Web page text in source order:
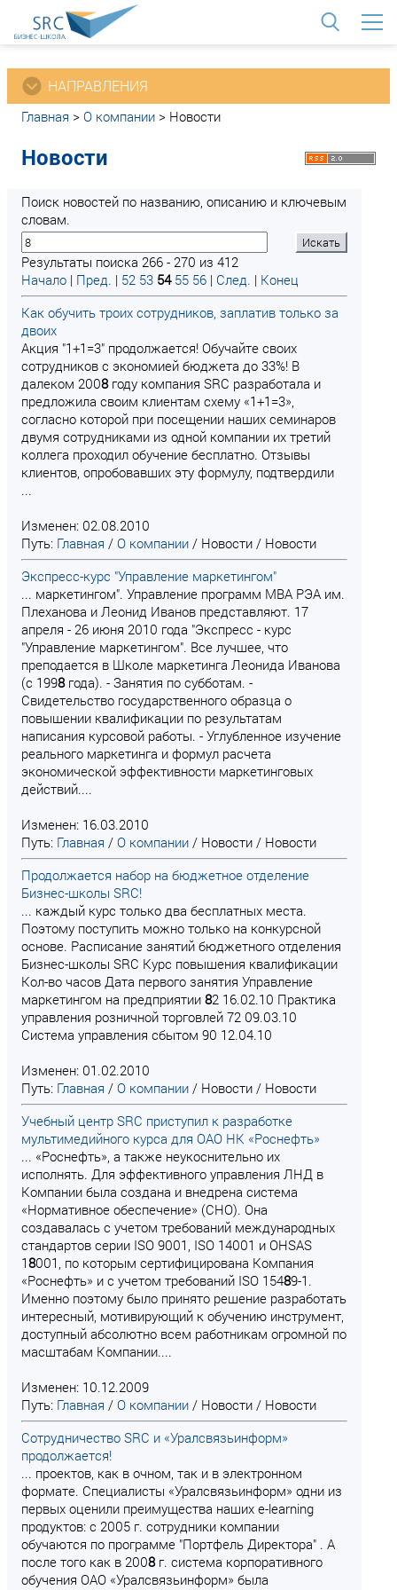
НАПРАВЛЕНИЯ
Главная > О компании > Новости
Новости
Поиск новостей по названию, описанию и ключевым
словам.
Результаты поиска 266 - 270 из 412
Начало | Пред. | 52 53 54 55 56 | След. | Конец
Как обучить троих сотрудников, заплатив только за
двоих
Акция "1+1=3" продолжается! Обучайте своих
сотрудников с экономией бюджета до 33%! В
далеком 2008году компания SRC разработала и
предложила своим клиентам схему «1+1=3»,
согласно которой при посещении наших семинаров
двумя сотрудниками из одной компании их третий
коллега проходил обучение бесплатно. Отзывы
клиентов, опробовавших эту формулу, подтвердили
...
Изменен: 02.08.2010
Путь: Главная / О компании / Новости / Новости
Экспресс-курс "Управление маркетингом"
... маркетингом". Управление программ МВА РЭА им.
Плеханова и Леонид Иванов представляют. 17
апреля - 26 июня 2010 года "Экспресс - курс
"Управление маркетингом". Все лучшее, что
преподается в Школе маркетинга Леонида Иванова
(с 1998года). - Занятия по субботам. -
Свидетельство государственного образца о
повышении квалификации по результатам
написания курсовой работы. - Углубленное изучение
реального маркетинга и формул расчета
экономической эффективности маркетинговых
действий....
Изменен: 16.03.2010
Путь: Главная / О компании / Новости / Новости
Продолжается набор на бюджетное отделение
Бизнес-школы SRC!
... каждый курс только два бесплатных места.
Поэтому поступить можно только на конкурсной
основе. Расписание занятий бюджетного отделения
Бизнес-школы SRC Курс повышения квалификации
Кол-во часов Дата первого занятия Управление
маркетингом на предприятии 82 16.02.10 Практика
управления розничной торговлей 72 09.03.10
Система управления сбытом 90 12.04.10
Изменен: 01.02.2010
Путь: Главная / О компании / Новости / Новости
Учебный центр SRC приступил к разработке
мультимедийного курса для ОАО НК «Роснефть»
... «Роснефть», а также неукоснительно их
исполнять. Для эффективного управления ЛНД в
Компании была создана и внедрена система
«Нормативное обеспечение» (СНО). Она
создавалась с учетом требований международных
стандартов серии ISO 9001, ISO 14001 и OHSAS
18001, по которым сертифицирована Компания
«Роснефть» и с учетом требований ISO 15489-1.
Именно поэтому было принято решение разработать
интересный, мотивирующий к обучению инструмент,
доступный абсолютно всем работникам огромной по
масштабам Компании....
Изменен: 10.12.2009
Путь: Главная / О компании / Новости / Новости
Сотрудничество SRC и «Уралсвязьинформ»
продолжается!
... проектов, как в очном, так и в электронном
формате. Специалисты «Уралсвязьинформ» одни из
первых оценили преимущества наших e-learning
продуктов: с 2005 г. сотрудники компании
обучаются по программе "Портфель Директора" . А
после того как в 2008г. система корпоративного
обучения ОАО «Уралсвязьинформ» была